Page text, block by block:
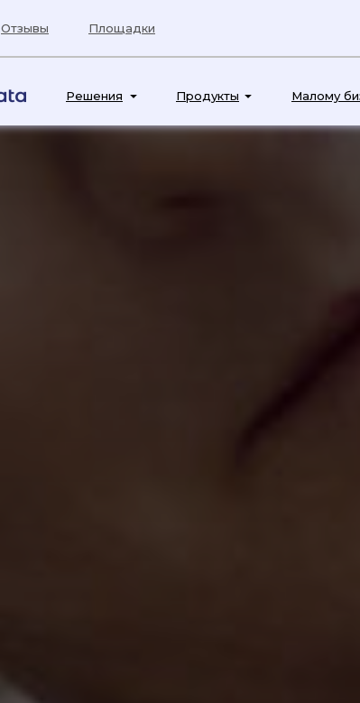
Продукты
Решения
Площадки
Отзывы
Малому